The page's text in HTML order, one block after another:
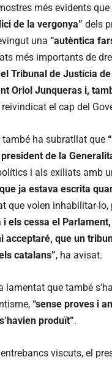
més evidents que
de la vergonya” dels
una “autèntica
més importants de
Tribunal de Justícia
Oriol Junqueras i,
reivindicat el cap del
també ha subratllat que
de la
i als exiliats amb
ja estava escrita
que volen inhabilitar-
i els cessa el
acceptaré, que un
catalans”, ha avisat.
lamentat que també
“sense proves i
produït”.
viscuts, el